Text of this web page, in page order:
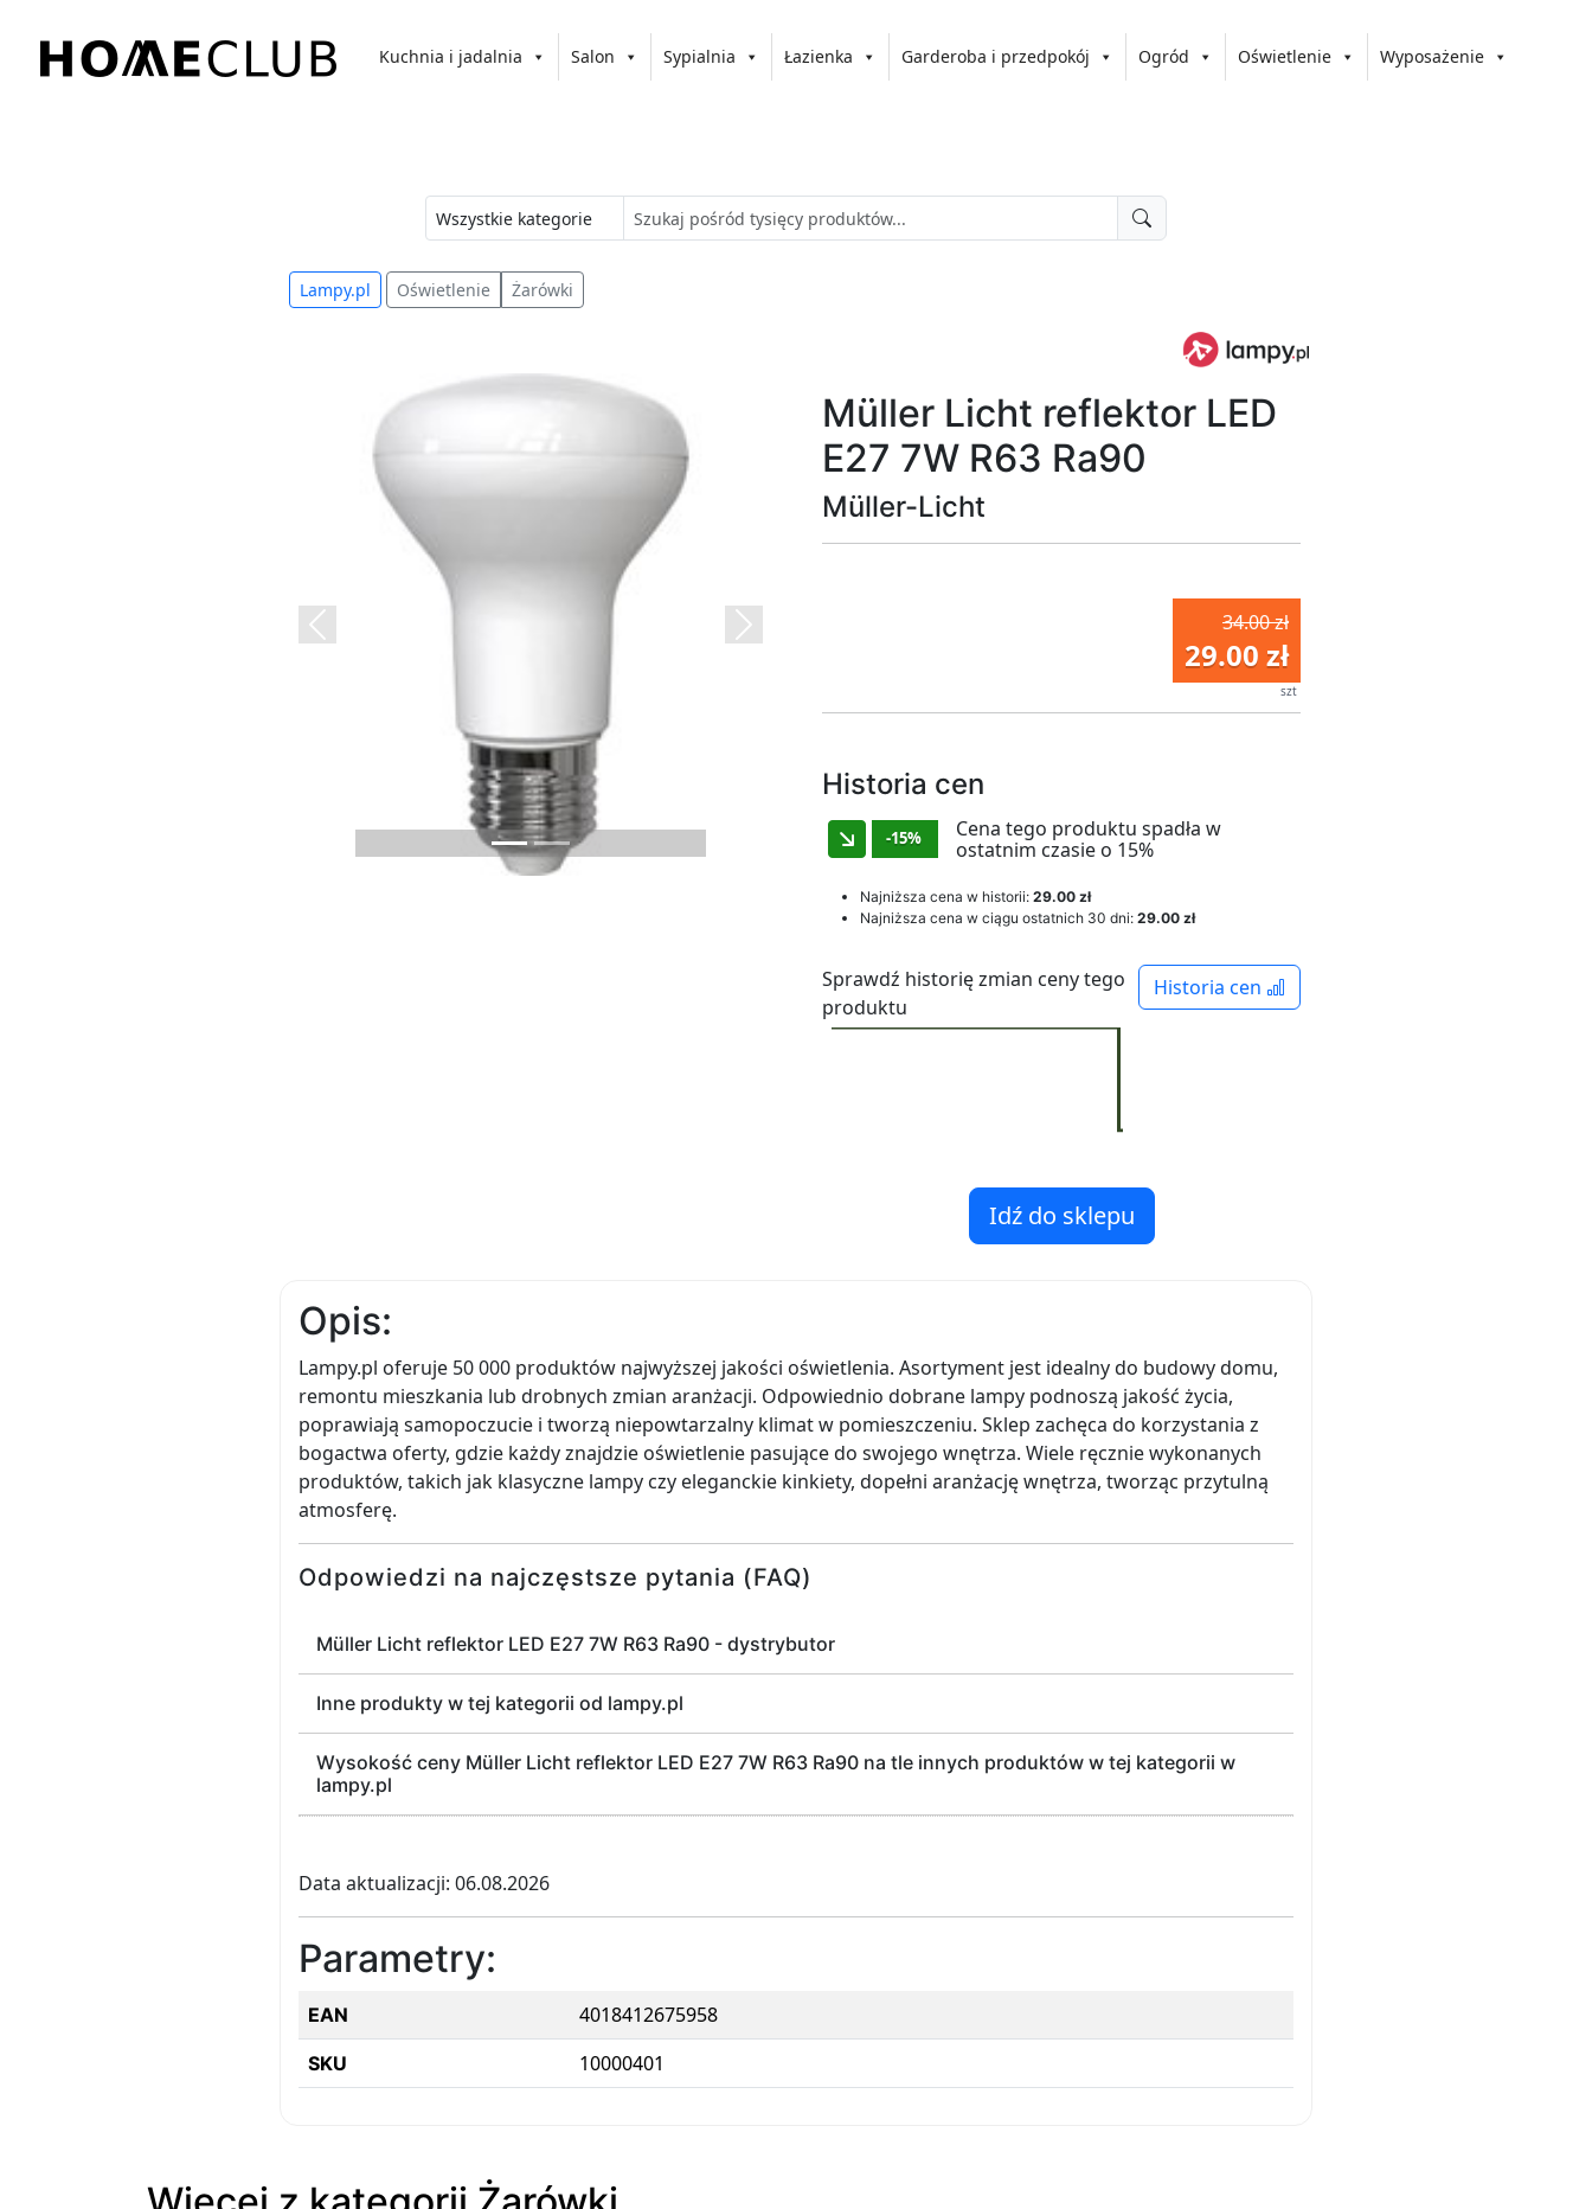
treści
Kuchnia i jadalnia Salon Sypialnia Łazienka Garderoba i przedpokój Ogród Oświetlenie Wyposażenie
Lampy.pl Oświetlenie Żarówki
Previous Next
Müller Licht reflektor LED
E27 7W R63 Ra90
Müller-Licht
34.00 zł
29.00 zł
szt
Historia cen
-15%
Cena tego produktu spadła w
ostatnim czasie o 15%
Najniższa cena w historii: 29.00 zł
Najniższa cena w ciągu ostatnich 30 dni: 29.00 zł
Historia cen
Sprawdź historię zmian ceny tego
produktu
Idź do sklepu
Opis:
Lampy.pl oferuje 50 000 produktów najwyższej jakości oświetlenia. Asortyment jest idealny do budowy domu,
remontu mieszkania lub drobnych zmian aranżacji. Odpowiednio dobrane lampy podnoszą jakość życia,
poprawiają samopoczucie i tworzą niepowtarzalny klimat w pomieszczeniu. Sklep zachęca do korzystania z
bogactwa oferty, gdzie każdy znajdzie oświetlenie pasujące do swojego wnętrza. Wiele ręcznie wykonanych
produktów, takich jak klasyczne lampy czy eleganckie kinkiety, dopełni aranżację wnętrza, tworząc przytulną
atmosferę.
Odpowiedzi na najczęstsze pytania (FAQ)
Müller Licht reflektor LED E27 7W R63 Ra90 - dystrybutor
Inne produkty w tej kategorii od lampy.pl
Wysokość ceny Müller Licht reflektor LED E27 7W R63 Ra90 na tle innych produktów w tej kategorii w
lampy.pl
Data aktualizacji: 06.08.2026
Parametry:
EAN 4018412675958
SKU 10000401